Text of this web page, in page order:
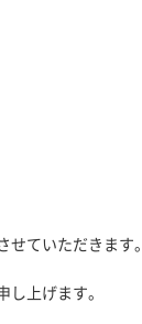
ていただきます。
上げます。